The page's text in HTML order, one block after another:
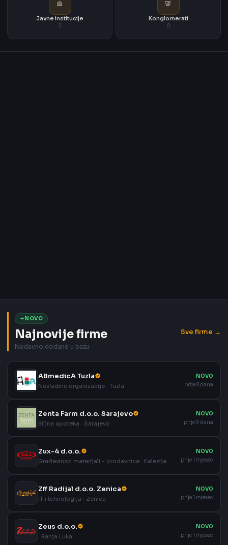
Javne institucije
2
Konglomerati
0
NOVO
Najnovije firme
Nedavno dodane u bazu
Sve firme →
ABmedicA Tuzla
Nevladine organizacije · Tuzla
NOVO
prije 8 dana
Zenta Farm d.o.o. Sarajevo
Biljna apoteka · Sarajevo
NOVO
prije 9 dana
Zux-4 d.o.o.
Građevinski materijali - prodavnice · Kalesija
NOVO
prije 1 mjesec
Zff Radijal d.o.o. Zenica
IT i tehnologija · Zenica
NOVO
prije 1 mjesec
Zeus d.o.o.
· Banja Luka
NOVO
prije 1 mjesec